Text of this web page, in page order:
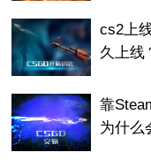
cs2上
久上线
靠
为什么